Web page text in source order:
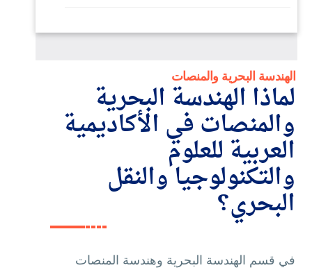
الهندسة البحرية والمنصات
لماذا الهندسة البحرية
والمنصات في الأكاديمية
العربية للعلوم
والتكنولوجيا والنقل
البحري؟
في قسم الهندسة البحرية وهندسة المنصات